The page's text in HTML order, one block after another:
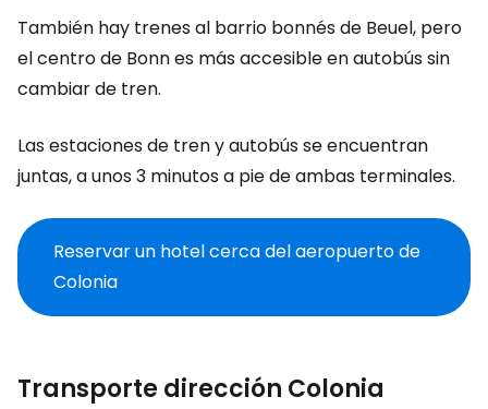
También hay trenes al barrio bonnés de Beuel, pero
el centro de Bonn es más accesible en autobús sin
cambiar de tren.
Las estaciones de tren y autobús se encuentran
juntas, a unos 3 minutos a pie de ambas terminales.
Reservar un hotel cerca del aeropuerto de
Colonia
Transporte dirección Colonia